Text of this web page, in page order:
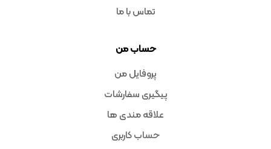
تماس با ما
حساب من
پروفایل من
پیگیری سفارشات
علاقه مندی ها
حساب کاربری